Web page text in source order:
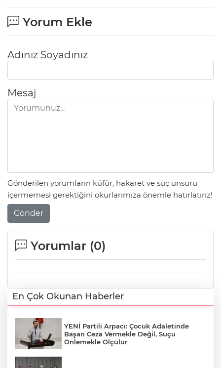
Yorum Ekle
Adınız Soyadınız
Mesaj
Gönderilen yorumların küfür, hakaret ve suç unsuru
içermemesi gerektiğini okurlarımıza önemle hatırlatırız!
Gönder
Yorumlar (0)
En Çok Okunan Haberler
YENİ Partili Arpacı: Çocuk Adaletinde
Başarı Ceza Vermekle Değil, Suçu
Önlemekle Ölçülür